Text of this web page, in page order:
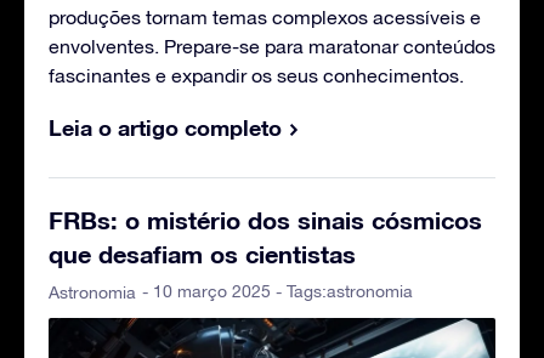
produções tornam temas complexos acessíveis e
envolventes. Prepare-se para maratonar conteúdos
fascinantes e expandir os seus conhecimentos.
Leia o artigo completo
FRBs: o mistério dos sinais cósmicos
que desafiam os cientistas
Astronomia - 10 março 2025 - Tags:astronomia